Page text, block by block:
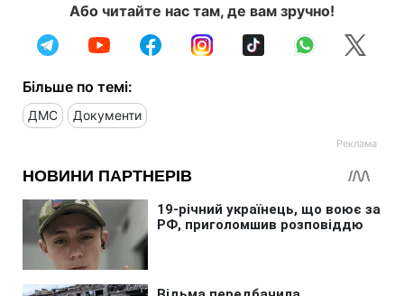
Або читайте нас там, де вам зручно!
Більше по темі:
ДМС Документи